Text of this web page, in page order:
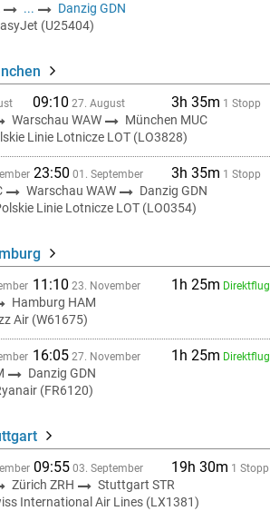
...
Danzig GDN
(U25404)
09:10 27. August 3h 35m 1 Stopp
Warschau WAW
München MUC
Linie Lotnicze LOT (LO3828)
23:50 01. September 3h 35m 1 Stopp
Warschau WAW
Danzig GDN
Linie Lotnicze LOT (LO0354)
11:10 23. November 1h 25m Direktflug
Hamburg HAM
Air (W61675)
16:05 27. November 1h 25m Direktflug
Danzig GDN
(FR6120)
09:55 03. September 19h 30m 1 Stopp
Zürich ZRH
Stuttgart STR
International Air Lines (LX1381)